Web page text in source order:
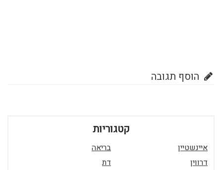
הוסף תגובה
קטגוריות
איינשטיין
בריאה
דרווין
דת